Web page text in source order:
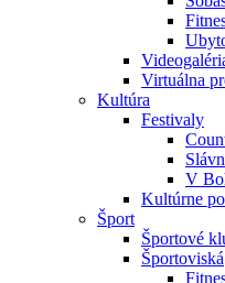
Virtuálna
Kultúra
Festivaly
V
Kultúrne
Šport
Športové
Športoviská